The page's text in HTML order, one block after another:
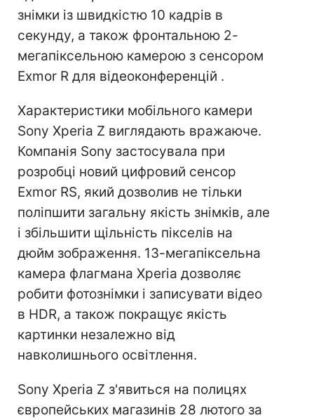
знімки із швидкістю 10 кадрів в
секунду, а також фронтальною 2-
мегапіксельною камерою з сенсором
Exmor R для відеоконференцій .
Характеристики мобільного камери
Sony Xperia Z виглядають вражаюче.
Компанія Sony застосувала при
розробці новий цифровий сенсор
Exmor RS, який дозволив не тільки
поліпшити загальну якість знімків, але
і збільшити щільність пікселів на
дюйм зображення. 13-мегапіксельна
камера флагмана Xperia дозволяє
робити фотознімки і записувати відео
в HDR, а також покращує якість
картинки незалежно від
навколишнього освітлення.
Sony Xperia Z з'явиться на полицях
європейських магазинів 28 лютого за